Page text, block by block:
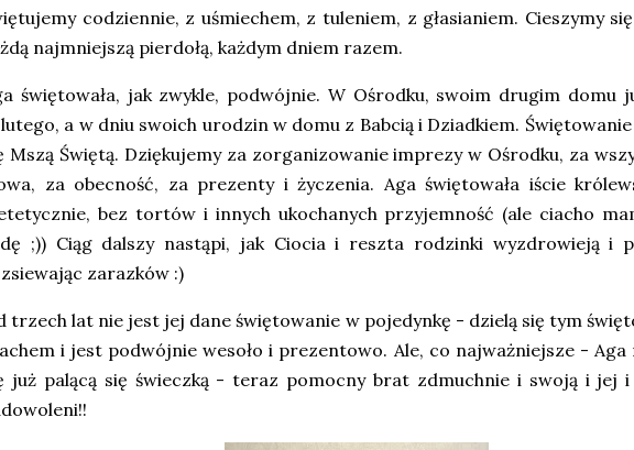
codziennie, z uśmiechem, z tuleniem, z głasianiem. Cieszymy
najmniejszą pierdołą, każdym dniem razem.
świętowała, jak zwykle, podwójnie. W Ośrodku, swoim drugim domu
a w dniu swoich urodzin w domu z Babcią i Dziadkiem. Świętowanie
Mszą Świętą. Dziękujemy za zorganizowanie imprezy w Ośrodku, za
za obecność, za prezenty i życzenia. Aga świętowała iście
bez tortów i innych ukochanych przyjemność (ale ciacho
;)) Ciąg dalszy nastąpi, jak Ciocia i reszta rodzinki wyzdrowieją i
zarazków :)
trzech lat nie jest jej dane świętowanie w pojedynkę - dzielą się tym
i jest podwójnie wesoło i prezentowo. Ale, co najważniejsze - Aga
już palącą się świeczką - teraz pomocny brat zdmuchnie i swoją i jej i